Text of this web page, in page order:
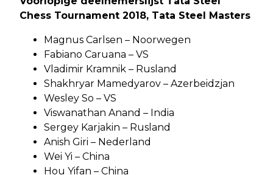
Chess Tournament 2018, Tata Steel Masters
Magnus Carlsen – Noorwegen
Fabiano Caruana – VS
Vladimir Kramnik – Rusland
Shakhryar Mamedyarov – Azerbeidzjan
Wesley So – VS
Viswanathan Anand – India
Sergey Karjakin – Rusland
Anish Giri – Nederland
Wei Yi – China
Hou Yifan – China